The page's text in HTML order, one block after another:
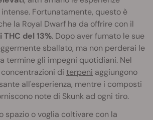
Fortunatamente, questo è
la Royal Dwarf ha da offrire con il
del 13%. Dopo aver fumato le sue
sballato, ma non perderai le
termine gli impegni quotidiani. Nel
di terpeni aggiungono
all'esperienza, mentre i composti
note di Skunk ad ogni tiro.
spazio o voglia coltivare con la